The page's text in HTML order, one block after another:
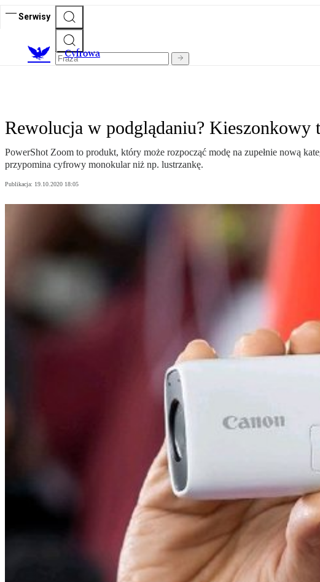
Serwisy
Cyfrowa
Rewolucja w podglądaniu? Kieszonkowy
PowerShot Zoom to produkt, który może rozpocząć modę na zupełnie nową
przypomina cyfrowy monokular niż np. lustrzankę.
Publikacja: 19.10.2020 18:05